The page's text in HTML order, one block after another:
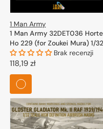
1 Man Army
1 Man Army 32DET036
Ho 229 (for Zoukei Mura) 1/32
Brak recenzji
Cena
regularna
118,19 zł